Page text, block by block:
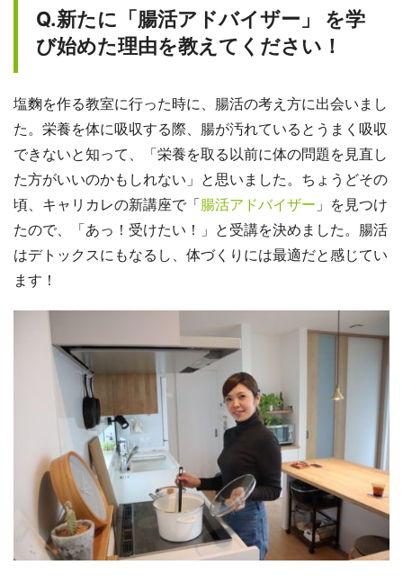
Q.新たに「腸活アドバイザー」 を学
び始めた理由を教えてください！
塩麴を作る教室に行った時に、腸活の考え方に出会いまし
た。栄養を体に吸収する際、腸が汚れているとうまく吸収
できないと知って、「栄養を取る以前に体の問題を見直し
た方がいいのかもしれない」と思いました。ちょうどその
頃、キャリカレの新講座で「腸活アドバイザー 」を見つけ
たので、「あっ！受けたい！」と受講を決めました。腸活
はデトックスにもなるし、体づくりには最適だと感じてい
ます！